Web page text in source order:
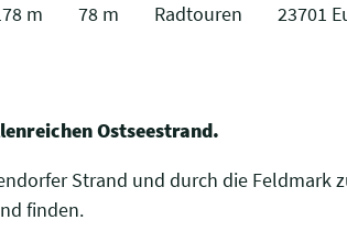
m 78 m Radtouren 23701
Ostseestrand.
Strand und durch die Feldmark
finden.